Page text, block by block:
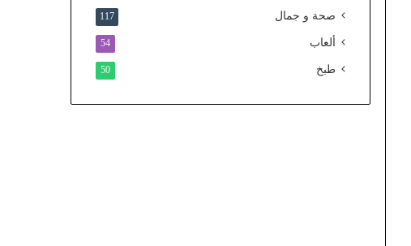
صحة و جمال 117
ألعاب 54
طبخ 50